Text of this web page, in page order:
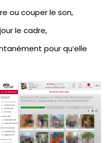
ou couper le son,
le cadre,
pour qu’elle